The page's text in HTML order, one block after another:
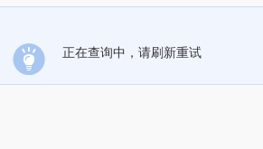
正在查询中，请刷新重试